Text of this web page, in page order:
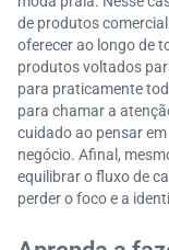
de produtos
oferecer ao longo de
produtos voltados
para praticamente
para chamar a
cuidado ao pensar
negócio. Afinal,
equilibrar o fluxo de
perder o foco e a